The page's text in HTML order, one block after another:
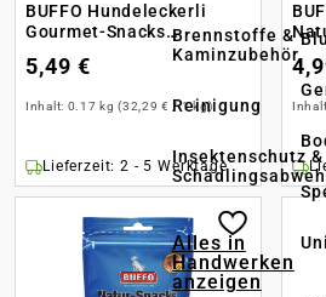
Brennstoffe &
Kaminzubehör
Reinigung
Insektenschutz &
Alles in
Handwerken
anzeigen
BUFFO Hundeleckerli
Gourmet-Snacks
Hähnchenfilets mit
Kaurolle XXL
5,49 €
Inhalt: 0.17 kg(32,29 € / 1 kg)
Lieferzeit: 2 - 5 Werktage